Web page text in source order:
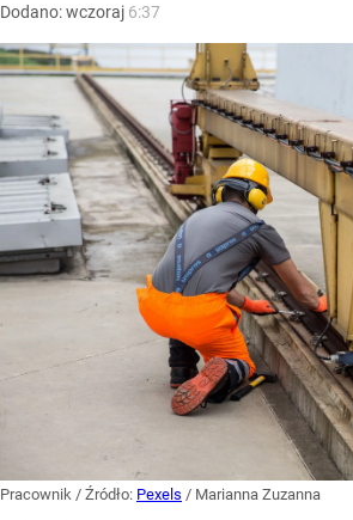
Dodano:wczoraj 6:37
Pracownik / Źródło: Pexels / Marianna Zuzanna